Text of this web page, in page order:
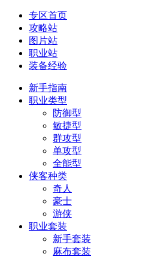
专区首页
攻略站
图片站
职业站
装备经验
新手指南
职业类型
防御型
敏捷型
群攻型
单攻型
全能型
侠客种类
奇人
豪士
游侠
职业套装
新手套装
麻布套装